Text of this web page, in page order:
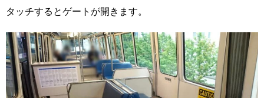
タッチするとゲートが開きます。